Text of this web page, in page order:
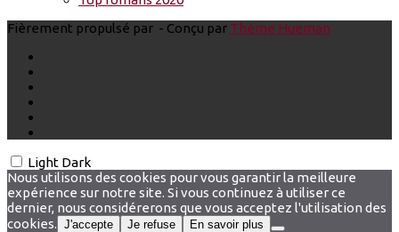
Fièrement propulsé par - Conçu par Thème Hueman
Light Dark
Nous utilisons des cookies pour vous garantir la meilleure
expérience sur notre site. Si vous continuez à utiliser ce
dernier, nous considérerons que vous acceptez l'utilisation des
cookies. J'accepte Je refuse En savoir plus